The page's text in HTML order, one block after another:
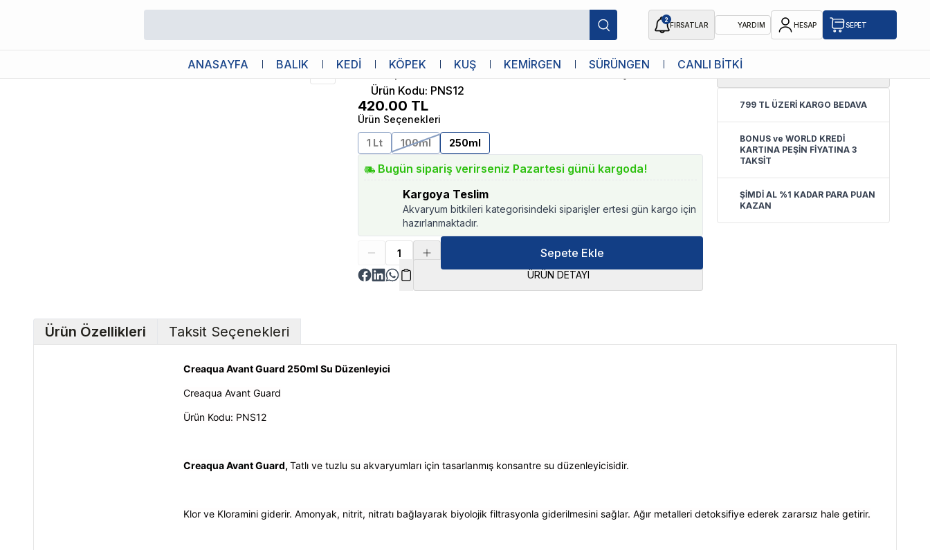
2
FIRSATLAR YARDIM HESAP SEPET
ANASAYFA BALIK KEDİ KÖPEK KUŞ KEMİRGEN SÜRÜNGEN CANLI BİTKİ
Creaqua
Creaqua Avant Guard 250ml Su Düzenleyici
Ürün Kodu: PNS12
420.00 TL
Ürün Seçenekleri
1 Lt
100ml 250ml
Bugün sipariş verirseniz Pazartesi günü kargoda!
Kargoya Teslim
Akvaryum bitkileri kategorisindeki siparişler ertesi gün kargo için
hazırlanmaktadır.
Sepete Ekle
ÜRÜN DETAYI
4.8
799 TL ÜZERİ KARGO BEDAVA
BONUS ve WORLD KREDİ
KARTINA PEŞİN FİYATINA 3
TAKSİT
ŞİMDİ AL %1 KADAR PARA PUAN
KAZAN
Ürün Özellikleri Taksit Seçenekleri
Creaqua Avant Guard 250ml Su Düzenleyici
Creaqua Avant Guard
Ürün Kodu: PNS12
Creaqua Avant Guard, Tatlı ve tuzlu su akvaryumları için tasarlanmış konsantre su düzenleyicisidir.
Klor ve Kloramini giderir. Amonyak, nitrit, nitratı bağlayarak biyolojik filtrasyonla giderilmesini sağlar. Ağır metalleri detoksifiye ederek zararsız hale getirir.